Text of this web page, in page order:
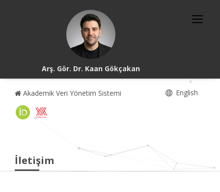
Arş. Gör. Dr. Kaan Gökçakan
Akademik Veri Yönetim Sistemi English
İletişim